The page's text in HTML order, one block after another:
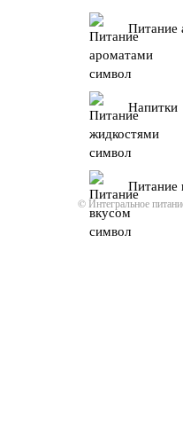
Питание
Напитки
Питание
© Интегральное